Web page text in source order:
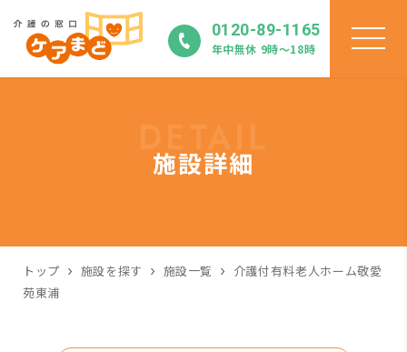
0120-89-1165
年中無休 9時〜18時
施設詳細
トップ 施設を探す 施設一覧
介護付有料老人ホーム敬愛
苑東浦